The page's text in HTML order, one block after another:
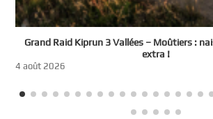
Grand Raid Kiprun 3 Vallées – Moûtiers :
extra !
4 août 2026